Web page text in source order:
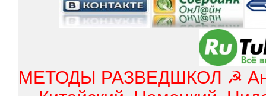
МЕТОДЫ РАЗВЕДШКОЛ ☭